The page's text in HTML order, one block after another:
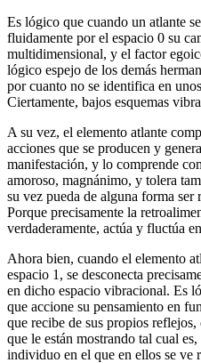
Es lógico que cuando un atlante
fluidamente por el espacio 0 su
multidimensional, y el factor
lógico espejo de los demás
por cuanto no se identifica en
Ciertamente, bajos esquemas
A su vez, el elemento atlante
acciones que se producen y
manifestación, y lo comprende
amoroso, magnánimo, y tolera
su vez pueda de alguna forma ser
Porque precisamente la
verdaderamente, actúa y fluctúa
Ahora bien, cuando el elemento
espacio 1, se desconecta
en dicho espacio vibracional. Es
que accione su pensamiento en
que recibe de sus propios reflejos,
que le están mostrando tal cual
individuo en el que en ellos se ve